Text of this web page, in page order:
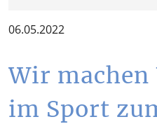
06.05.2022
Wir machen
im Sport